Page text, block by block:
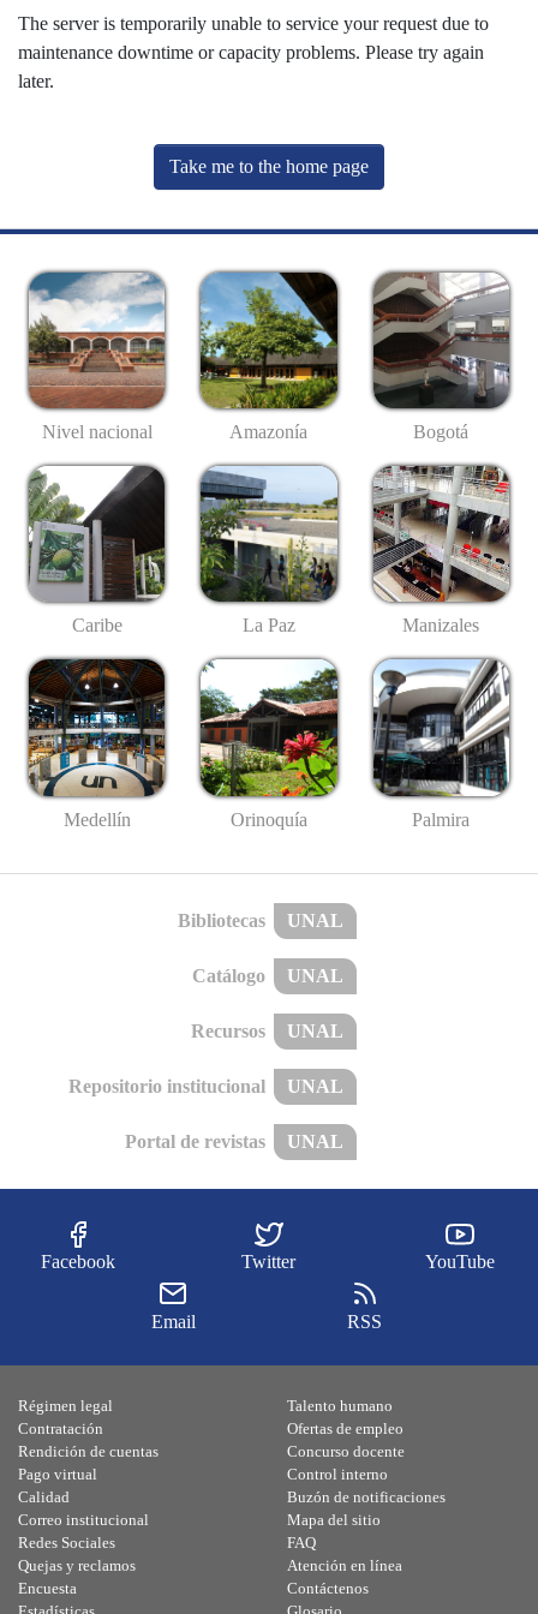
The server is temporarily unable to service your request due to
maintenance downtime or capacity problems. Please try again
later.
Take me to the home page
Nivel nacional Amazonía Bogotá
Caribe La Paz Manizales
Medellín Orinoquía Palmira
Bibliotecas UNAL
Catálogo UNAL
Recursos UNAL
Repositorio institucional UNAL
Portal de revistas UNAL
Facebook Twitter YouTube
Email RSS
Régimen legal
Contratación
Rendición de cuentas
Pago virtual
Calidad
Talento humano
Ofertas de empleo
Concurso docente
Control interno
Buzón de notificaciones
Correo institucional
Redes Sociales
Quejas y reclamos
Encuesta
Mapa del sitio
FAQ
Atención en línea
Contáctenos